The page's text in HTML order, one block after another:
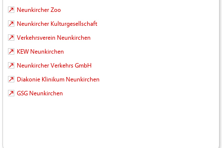
Neunkircher Zoo
Neunkircher Kulturgesellschaft
Verkehrsverein Neunkirchen
KEW Neunkirchen
Neunkircher Verkehrs GmbH
Diakonie Klinikum Neunkirchen
GSG Neunkirchen